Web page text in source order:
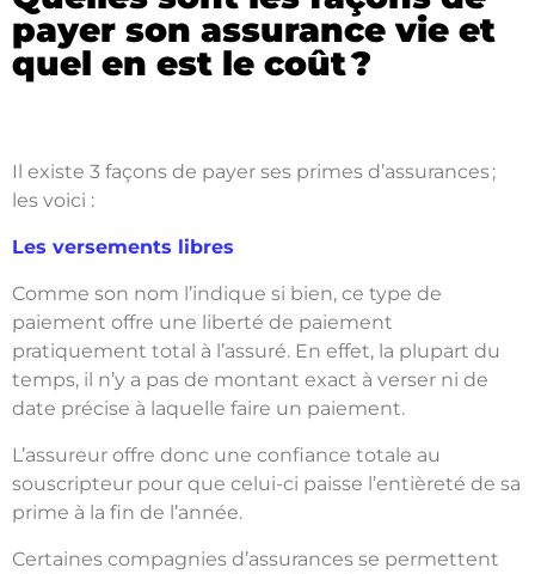
payer son assurance vie et
quel en est le coût ?
Il existe 3 façons de payer ses primes d’assurances ;
les voici :
Les versements libres
Comme son nom l’indique si bien, ce type de
paiement offre une liberté de paiement
pratiquement total à l’assuré. En effet, la plupart du
temps, il n’y a pas de montant exact à verser ni de
date précise à laquelle faire un paiement.
L’assureur offre donc une confiance totale au
souscripteur pour que celui-ci paisse l’entièreté de sa
prime à la fin de l’année.
Certaines compagnies d’assurances se permettent